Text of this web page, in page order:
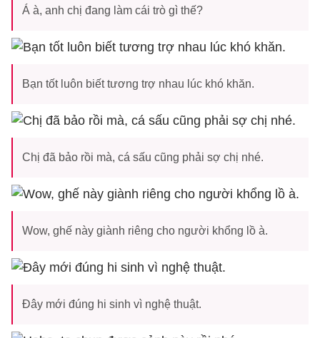
Á à, anh chị đang làm cái trò gì thế?
Bạn tốt luôn biết tương trợ nhau lúc khó khăn.
Chị đã bảo rồi mà, cá sấu cũng phải sợ chị nhé.
Wow, ghế này giành riêng cho người khổng lồ à.
Đây mới đúng hi sinh vì nghệ thuật.